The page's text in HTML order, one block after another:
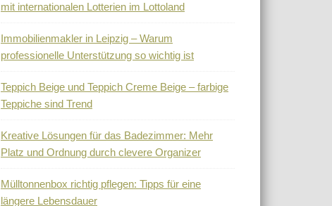
mit internationalen Lotterien im Lottoland
Immobilienmakler in Leipzig – Warum
professionelle Unterstützung so wichtig ist
Teppich Beige und Teppich Creme Beige – farbige
Teppiche sind Trend
Kreative Lösungen für das Badezimmer: Mehr
Platz und Ordnung durch clevere Organizer
Mülltonnenbox richtig pflegen: Tipps für eine
längere Lebensdauer